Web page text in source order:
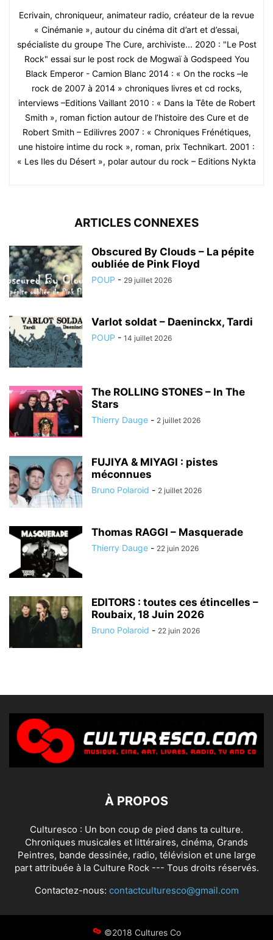
Ecrivain, chroniqueur, animateur radio, créateur de la revue
« Cinémanie », autour du cinéma dit d’art et d’essai,
spécialiste du groupe The Cure, archiviste... 2020 : "Le Post
Rock" essai sur le post rock de Mogwaï à Godspeed You
Black Emperor - Camion Blanc 2014 : « On the rocks –le
rock de 2007 à 2014 » chroniques livres et cd rocks,
interviews –Editions Vaillant 2010 : « Dans la Tête de Robert
Smith », roman fiction autour de l’histoire des Cure et de
Robert Smith – Edilivres 2007 : « Chroniques Frénétiques,
une histoire intime du rock », roman, prix Technikart. 2001 :
« Les Iles du Désert », polar autour du rock – Editions Nykta
ARTICLES CONNEXES
Obscured By Clouds – La pépite
oubliée de Pink Floyd
POUP - 29 juillet 2026
Varlot soldat – Daeninckx, Tardi
POUP - 14 juillet 2026
The ROLLING STONES – In The
Stars
Thierry Dauge - 2 juillet 2026
FUJIYA & MIYAGI : pistes
méconnues
Bruno Polaroid - 2 juillet 2026
Thomas RAGGI – Masquerade
Thierry Dauge - 22 juin 2026
EDITORS : toutes ces étincelles –
Roubaix, 18 Juin 2026
Bruno Polaroid - 22 juin 2026
À PROPOS
Culturesco : Un bon coup de pied dans ta culture.
Chroniques musicales et littéraires, cinéma, Grands
Peintres, bande dessinée, radio, télévision et une large
part attribuée à la Culture Rock --- Tous droits réservés.
Contactez-nous: contactculturesco@gmail.com
©2018 Cultures Co